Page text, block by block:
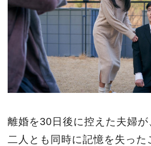
離婚を30日後に控えた夫婦
二人とも同時に記憶を失った